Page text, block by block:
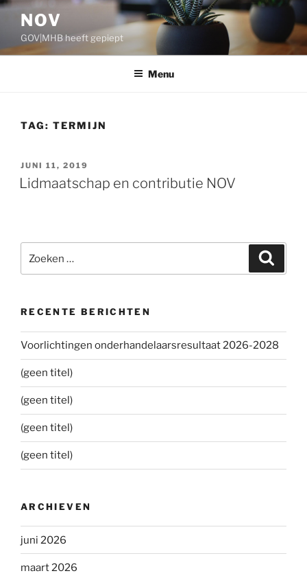
Ga
inhoud
NOV
GOV|MHB heeft gepiept
Menu
TAG: TERMIJN
GEPLAATST
OP
JUNI 11, 2019
Lidmaatschap en contributie NOV
naar:
RECENTE BERICHTEN
Voorlichtingen onderhandelaarsresultaat 2026-2028
(geen titel)
(geen titel)
(geen titel)
(geen titel)
ARCHIEVEN
juni 2026
maart 2026